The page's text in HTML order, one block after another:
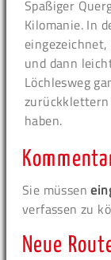
Spaßiger
Kilomanie. In
und dann
Löchlesweg
zurückklettern
haben.
Sie müssen
verfassen zu
Neue